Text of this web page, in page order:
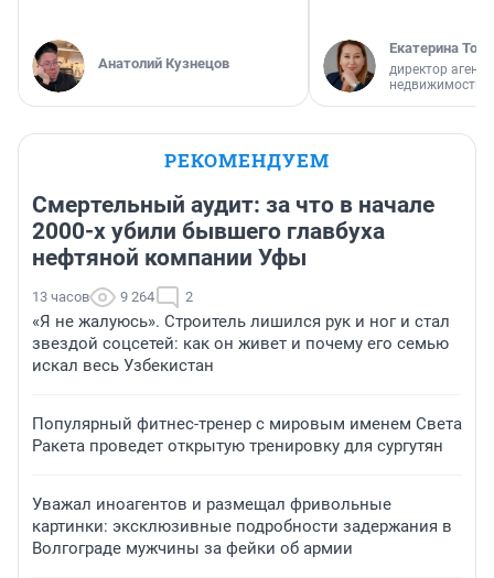
Анатолий Кузнецов
Екатерина
директор
недвижимости
РЕКОМЕНДУЕМ
Смертельный аудит: за что в начале
2000-х убили бывшего главбуха
нефтяной компании Уфы
13 часов 9 264 2
«Я не жалуюсь». Строитель лишился рук и ног и стал
звездой соцсетей: как он живет и почему его семью
искал весь Узбекистан
Популярный фитнес-тренер с мировым именем Света
Ракета проведет открытую тренировку для сургутян
Уважал иноагентов и размещал фривольные
картинки: эксклюзивные подробности задержания в
Волгограде мужчины за фейки об армии